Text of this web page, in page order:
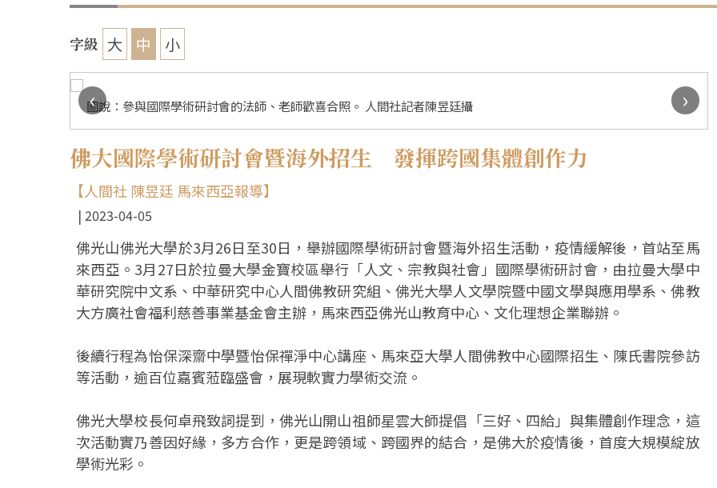
字級 大 中 小
圖說：參與國際學術研討會的法師、老師歡喜合照。 人間社記者陳昱廷攝
‹
›
佛大國際學術研討會暨海外招生 發揮跨國集體創作力
【人間社 陳昱廷 馬來西亞報導】
2023-04-05
佛光山佛光大學於3月26日至30日，舉辦國際學術研討會暨海外招生活動，疫情緩解後，首站至馬
來西亞。3月27日於拉曼大學金寶校區舉行「人文、宗教與社會」國際學術研討會，由拉曼大學中
華研究院中文系、中華研究中心人間佛教研究組、佛光大學人文學院暨中國文學與應用學系、佛教
大方廣社會福利慈善事業基金會主辦，馬來西亞佛光山教育中心、文化理想企業聯辦。
後續行程為怡保深齋中學暨怡保禪淨中心講座、馬來亞大學人間佛教中心國際招生、陳氏書院參訪
等活動，逾百位嘉賓蒞臨盛會，展現軟實力學術交流。
佛光大學校長何卓飛致詞提到，佛光山開山祖師星雲大師提倡「三好、四給」與集體創作理念，這
次活動實乃善因好緣，多方合作，更是跨領域、跨國界的結合，是佛大於疫情後，首度大規模綻放
學術光彩。